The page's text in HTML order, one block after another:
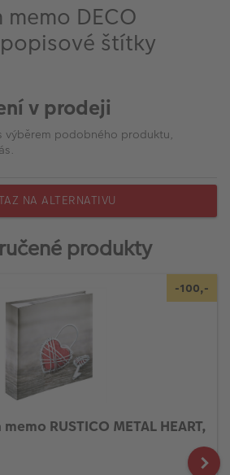
DECO
štítky
v prodeji
výběrem podobného produktu,
NA ALTERNATIVU
produkty
-100,-
RUSTICO METAL HEART,